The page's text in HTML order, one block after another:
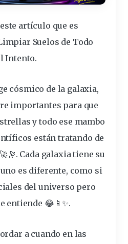
artículo que es
Suelos de Todo
Intento.
cósmico de la galaxia,
importantes para que
y todo ese mambo
están tratando de
Cada galaxia tiene su
es diferente, como si
del universo pero
entiende 😂📱✨.
a cuando en las